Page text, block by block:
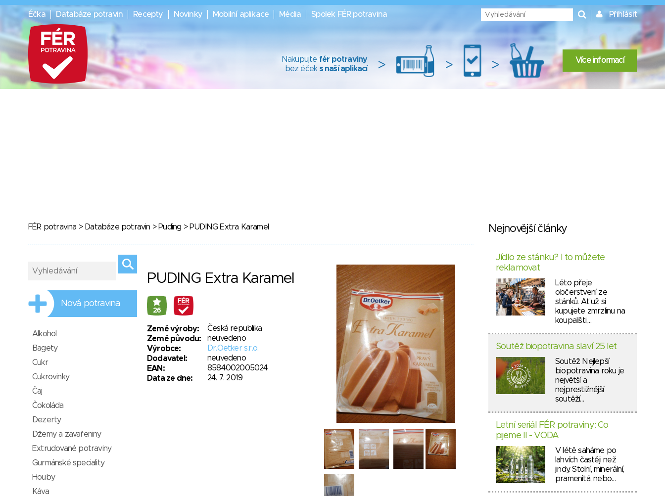
Éčka Databáze potravin Recepty Novinky Mobilní aplikace Média Spolek FÉR potravina Přihlásit
Nakupujte fér potraviny
bez éček s naší aplikací > > > Více informací
FÉR potravina > Databáze potravin > Puding > PUDING Extra Karamel
PUDING Extra Karamel
26
Země výroby:
Česká republika
Země původu:
neuvedeno
Výrobce:
Dr.Oetker s.r.o.
Dodavatel:
neuvedeno
EAN:
8584002005024
Data ze dne:
24. 7. 2019
Nová potravina
Alkohol
Bagety
Cukr
Cukrovinky
Čaj
Čokoláda
Dezerty
Džemy a zavařeniny
Extrudované potraviny
Gurmánské speciality
Houby
Káva
Nejnovější články
Jídlo ze stánku? I to můžete
reklamovat
Léto přeje
občerstvení ze
stánků. Ať už si
kupujete zmrzlinu na
koupališti,…
Soutěž biopotravina slaví 25 let
Soutěž Nejlepší
biopotravina roku je
největší a
nejprestižnější
soutěží…
Letní seriál FÉR potraviny: Co
pijeme II - VODA
V létě saháme po
lahvích častěji než
jindy. Stolní, minerální,
pramenitá, nebo…